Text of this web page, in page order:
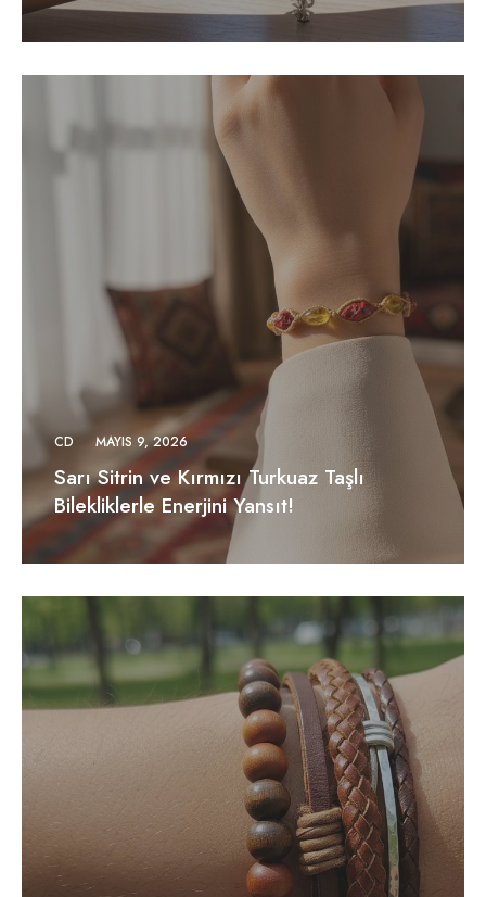
CD MAYIS 9, 2026
Sarı Sitrin ve Kırmızı Turkuaz Taşlı
Bilekliklerle Enerjini Yansıt!